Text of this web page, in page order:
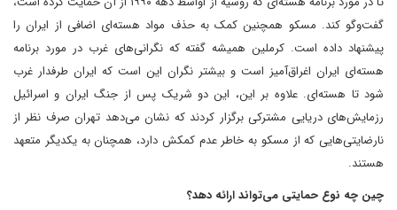
گفت‌وگو کند. مسکو همچنین کمک به حذف مواد هسته‌ای اضافی از ایران را
پیشنهاد داده است. کرملین همیشه گفته که نگرانی‌های غرب در مورد برنامه
هسته‌ای ایران اغراق‌آمیز است و بیشتر نگران این است که ایران طرفدار غرب
شود تا هسته‌ای. علاوه بر این، این دو شریک پس از جنگ ایران و اسرائیل
رزمایش‌های دریایی مشترکی برگزار کردند که نشان می‌دهد تهران صرف نظر از
نارضایتی‌هایی که از مسکو به خاطر عدم کمکش دارد، همچنان به یکدیگر متعهد
هستند.
چین چه نوع حمایتی می‌تواند ارائه دهد؟